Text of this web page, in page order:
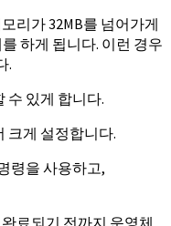
리가 32MB를 넘어가게
하게 됩니다. 이런 경우
.
수 있게 합니다.
크게 설정합니다.
령을 사용하고,